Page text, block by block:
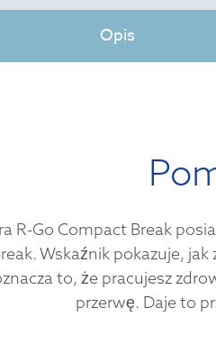
Opis
R-Go Compact Break
Wskaźnik pokazuje,
to, że pracujesz
przerwę. Daje to